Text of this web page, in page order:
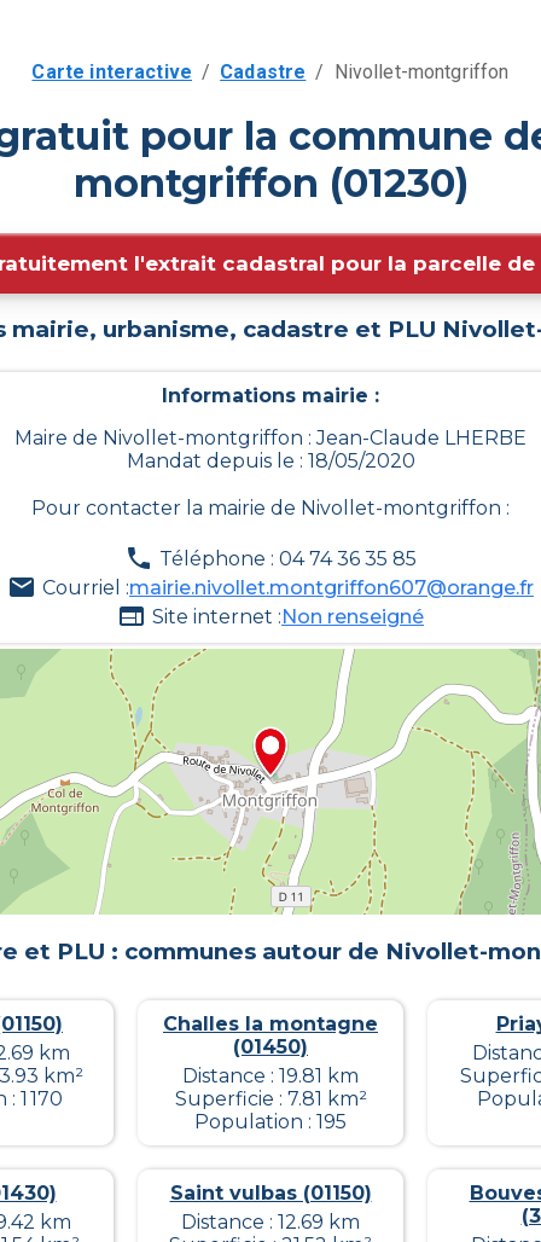
Carte interactive / Cadastre / Nivollet-montgriffon
pour la commune
montgriffon (01230)
l'extrait cadastral pour la parcelle de
urbanisme, cadastre et PLU
Informations mairie :
Maire de Nivollet-montgriffon : Jean-Claude LHERBE
Mandat depuis le : 18/05/2020
Pour contacter la mairie de Nivollet-montgriffon :
Téléphone : 04 74 36 35 85
Courriel :mairie.nivollet.montgriffon607@orange.fr
Site internet :Non renseigné
et PLU : communes autour de Nivollet-
km
km²
1 170
Challes la montagne
(01450)
Distance : 19.81 km
Superficie : 7.81 km²
Population : 195
km
Saint vulbas (01150)
Distance : 12.69 km